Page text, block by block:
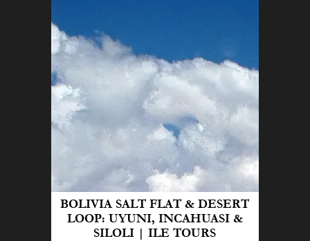
BOLIVIA SALT FLAT & DESERT
LOOP: UYUNI, INCAHUASI &
SILOLI | ILE TOURS